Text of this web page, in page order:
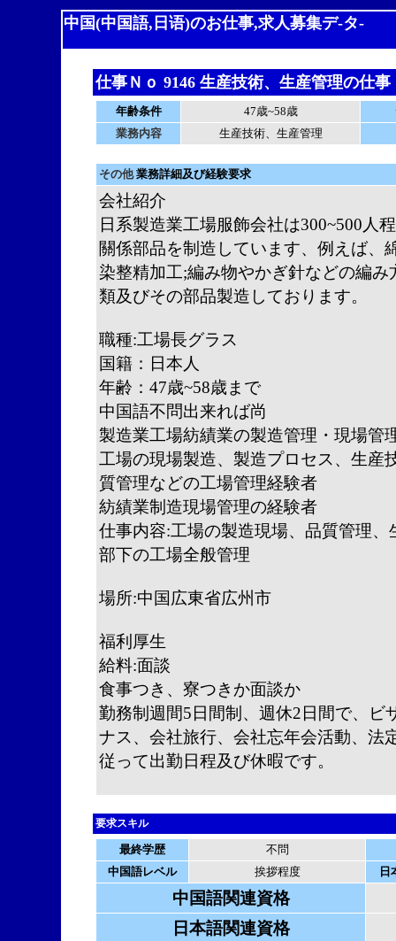
中国(中国語,日语)のお仕事,求人募集デ-タ-
仕事Ｎｏ 9146 生産技術、生産管理の仕事
年齢条件 47歳~58歳
業務内容
生産技術、生産管理
その他業務詳細及び経験要求
会社紹介
日系製造業工場服飾会社は300~500人
關係部品を制造しています、例えば、
染整精加工;編み物やかぎ針などの編
類及びその部品製造しております。
職種:工場長グラス
国籍：日本人
年齢：47歳~58歳まで
中国語不問出来れば尚
製造業工場紡績業の製造管理・現場管
工場の現場製造、製造プロセス、生産
質管理などの工場管理経験者
紡績業制造現場管理の経験者
仕事内容:工場の製造現場、品質管理
部下の工場全般管理
場所:中国広東省広州市
福利厚生
給料:面談
食事つき、寮つきか面談か
勤務制週間5日間制、週休2日間で、ビ
ナス、会社旅行、会社忘年会活動、法
従って出勤日程及び休暇です。
要求スキル
最終学歴
不問
中国語レベル
挨拶程度 日
中国語関連資格
日本語関連資格